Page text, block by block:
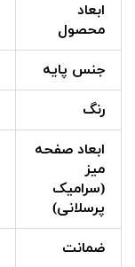
ابعاد
محصول
جنس پایه
رنگ
ابعاد صفحه
میز
(سرامیک
پرسلانی)
ضمانت